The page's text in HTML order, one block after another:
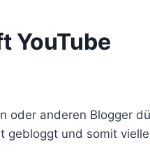
YouTube
oder anderen Blogger
gebloggt und somit